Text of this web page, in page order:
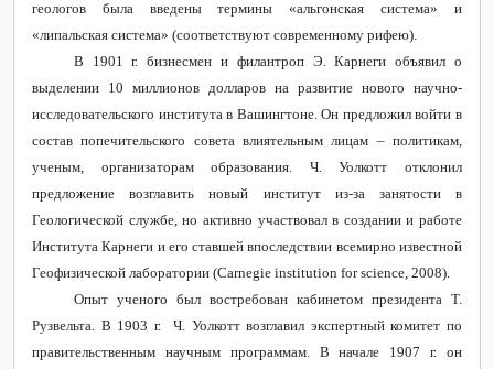
геологов была введены термины «альгонская система» и
«липальская система» (соответствуют современному рифею).
В 1901 г. бизнесмен и филантроп Э. Карнеги объявил о
выделении 10 миллионов долларов на развитие нового научно-
исследовательского института в Вашингтоне. Он предложил войти в
состав попечительского совета влиятельным лицам – политикам,
ученым, организаторам образования. Ч. Уолкотт отклонил
предложение возглавить новый институт из-за занятости в
Геологической службе, но активно участвовал в создании и работе
Института Карнеги и его ставшей впоследствии всемирно известной
Геофизической лаборатории (Carnegie institution for science , 2008).
Опыт ученого был востребован кабинетом президента Т.
Рузвельта. В 1903 г. Ч. Уолкотт возглавил экспертный комитет по
правительственным научным программам. В начале 1907 г. он